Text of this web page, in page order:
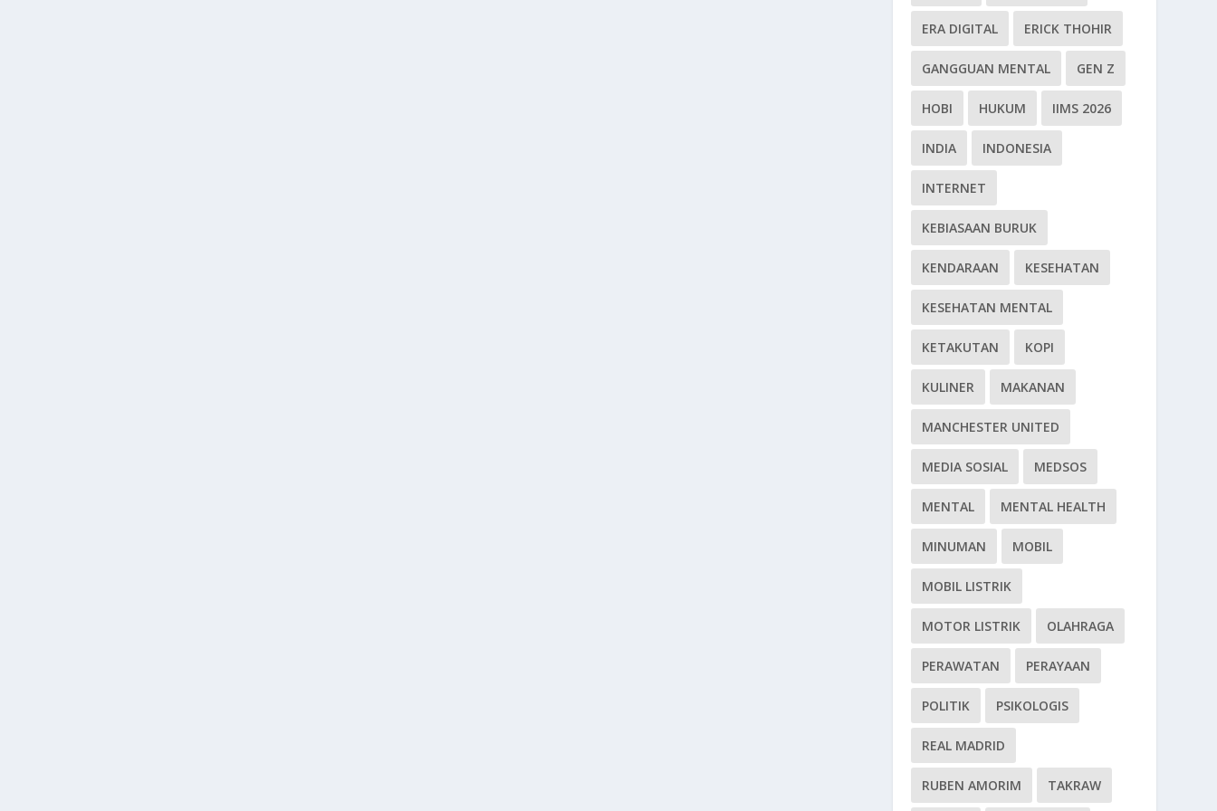
ERA DIGITAL ERICK THOHIR
GANGGUAN MENTAL GEN Z
HOBI HUKUM IIMS 2026
INDIA INDONESIA
INTERNET
KEBIASAAN BURUK
KENDARAAN KESEHATAN
KESEHATAN MENTAL
KETAKUTAN KOPI
KULINER MAKANAN
MANCHESTER UNITED
MEDIA SOSIAL MEDSOS
MENTAL MENTAL HEALTH
MINUMAN MOBIL
MOBIL LISTRIK
MOTOR LISTRIK OLAHRAGA
PERAWATAN PERAYAAN
POLITIK PSIKOLOGIS
REAL MADRID
RUBEN AMORIM TAKRAW